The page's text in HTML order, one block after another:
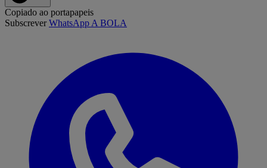
Copiado ao portapapeis
SubscreverWhatsApp A BOLA